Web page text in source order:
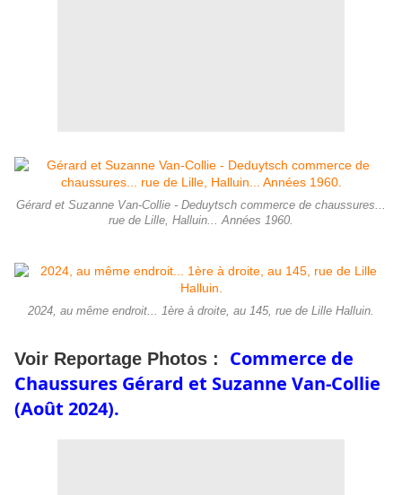
Gérard et Suzanne Van-Collie - Deduytsch commerce de chaussures...
rue de Lille, Halluin... Années 1960.
2024, au même endroit... 1ère à droite, au 145, rue de Lille Halluin.
Voir Reportage Photos : Commerce de
Chaussures Gérard et Suzanne Van-Collie
(Août 2024).